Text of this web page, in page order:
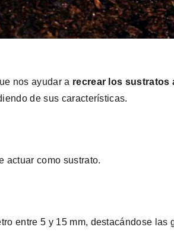
nos ayudar a recrear los sustratos
de sus características.
actuar como sustrato.
entre 5 y 15 mm, destacándose